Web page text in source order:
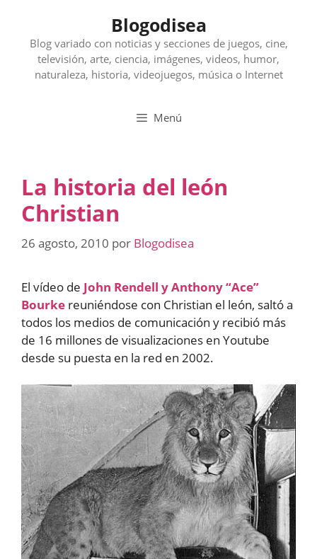
contenido
Blogodisea
Blog variado con noticias y secciones de juegos, cine,
televisión, arte, ciencia, imágenes, videos, humor,
naturaleza, historia, videojuegos, música o Internet
Menú
La historia del león
Christian
26 agosto, 2010 por Blogodisea
El vídeo de John Rendell y Anthony “Ace”
Bourke reuniéndose con Christian el león, saltó a
todos los medios de comunicación y recibió más
de 16 millones de visualizaciones en Youtube
desde su puesta en la red en 2002.